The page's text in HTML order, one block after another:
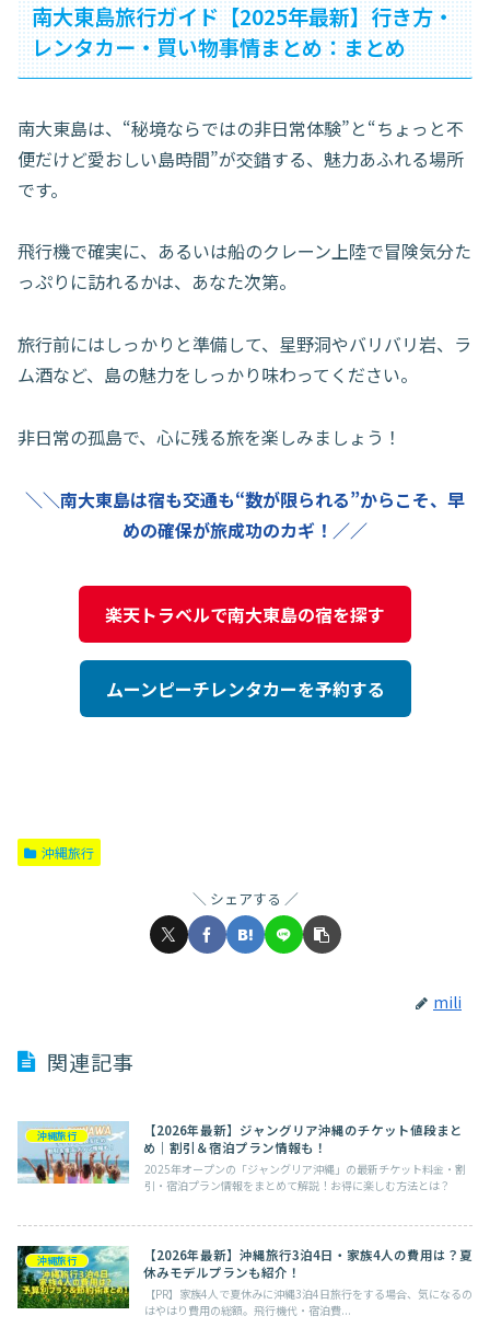
南大東島旅行ガイド【2025年最新】行き方・
レンタカー・買い物事情まとめ：まとめ
南大東島は、“秘境ならではの非日常体験”と“ちょっと不
便だけど愛おしい島時間”が交錯する、魅力あふれる場所
です。
飛行機で確実に、あるいは船のクレーン上陸で冒険気分た
っぷりに訪れるかは、あなた次第。
旅行前にはしっかりと準備して、星野洞やバリバリ岩、ラ
ム酒など、島の魅力をしっかり味わってください。
非日常の孤島で、心に残る旅を楽しみましょう！
＼＼南大東島は宿も交通も“数が限られる”からこそ、早
めの確保が旅成功のカギ！／／
楽天トラベルで南大東島の宿を探す
ムーンピーチレンタカーを予約する
沖縄旅行
シェアする
mili
関連記事
沖縄旅行
【2026年最新】ジャングリア沖縄のチケット値段まと
め｜割引＆宿泊プラン情報も！
2025年オープンの「ジャングリア沖縄」の最新チケット料金・割
引・宿泊プラン情報をまとめて解説！お得に楽しむ方法とは？
沖縄旅行
【2026年最新】沖縄旅行3泊4日・家族4人の費用は？夏
休みモデルプランも紹介！
【PR】家族4人で夏休みに沖縄3泊4日旅行をする場合、気になるの
はやはり費用の総額。飛行機代・宿泊費...